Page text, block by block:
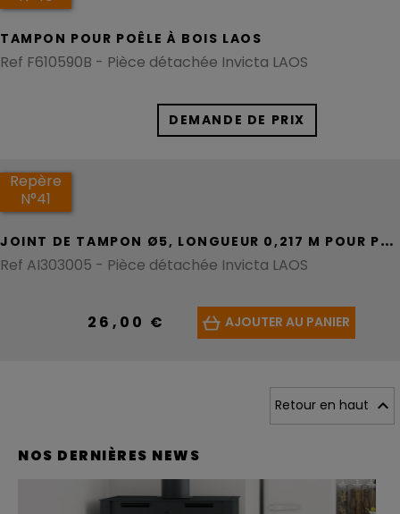
TAMPON POUR POÊLE À BOIS LAOS
Ref F610590B - Pièce détachée Invicta LAOS
DEMANDE DE PRIX
Repère
N°41
J
OINT DE TAMPON Ø5, LONGUEUR 0,217 M POUR POÊLE À BOIS LAOS
Ref AI303005 - Pièce détachée Invicta LAOS
26,00 € AJOUTER AU PANIER
Retour en haut 
NOS DERNIÈRES NEWS